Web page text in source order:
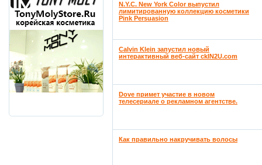
N.Y.C. New York Color выпустил
лимитированную коллекцию косметики
Pink Persuasion
Calvin Klein запустил новый
интерактивный веб-сайт ckIN2U.com
Dove примет участие в новом
телесериале о рекламном агентстве.
Как правильно накручивать волосы